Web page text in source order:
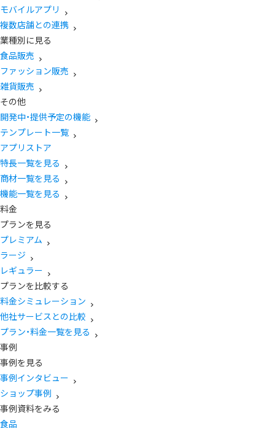
モバイルアプリ
複数店舗との連携
業種別に見る
食品販売
ファッション販売
雑貨販売
その他
開発中・提供予定の機能
テンプレート一覧
アプリストア
特長一覧を見る
商材一覧を見る
機能一覧を見る
料金
プランを見る
プレミアム
ラージ
レギュラー
プランを比較する
料金シミュレーション
他社サービスとの比較
プラン・料金一覧を見る
事例
事例を見る
事例インタビュー
ショップ事例
事例資料をみる
食品